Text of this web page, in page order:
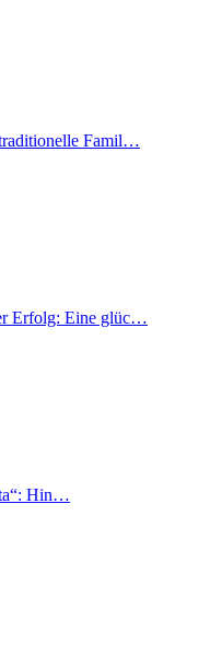
Famil…
Erfolg: Eine glüc…
Hin…